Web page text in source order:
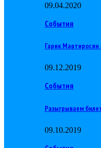
09.04.2020
События
Гарик
09.12.2019
События
Разыгрываем
09.10.2019